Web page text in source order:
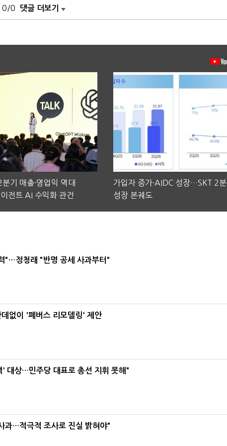
0/0 댓글 더보기
기 매출·영업익 역대
전트 AI 수익화 관건
가입자 증가·AIDC 성장…SKT 2
성장 본궤도
"…정청래 "반명 공세 사과부터"
없이 '폐버스 리모델링' 제안
대상…민주당 대표로 총선 지휘 못해"
과…적극적 조사로 진실 밝혀야"